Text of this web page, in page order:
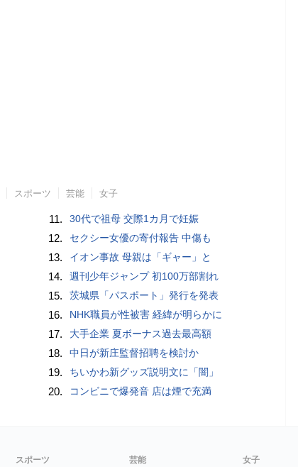
スポーツ 芸能 女子
11. 30代で祖母 交際1カ月で妊娠
12. セクシー女優の寄付報告 中傷も
13. イオン事故 母親は「ギャー」と
14. 週刊少年ジャンプ 初100万部割れ
15. 茨城県「パスポート」発行を発表
16. NHK職員が性被害 経緯が明らかに
17. 大手企業 夏ボーナス過去最高額
18. 中日が新庄監督招聘を検討か
19. ちいかわ新グッズ説明文に「闇」
20. コンビニで爆発音 店は煙で充満
スポーツ 芸能 女子